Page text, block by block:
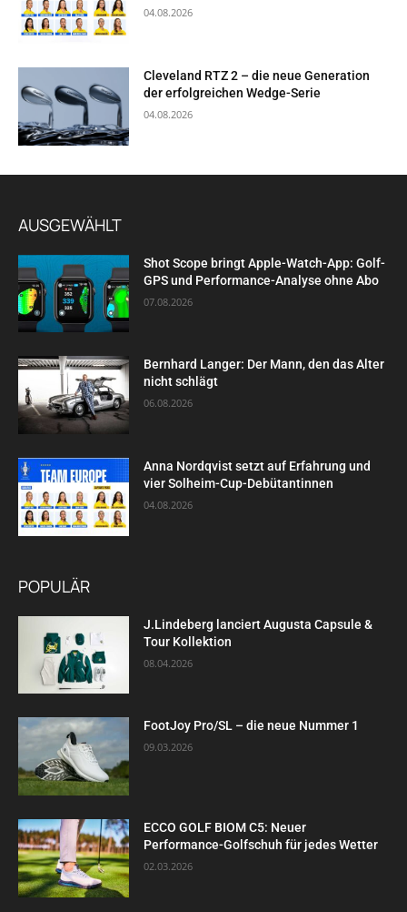
04.08.2026
Cleveland RTZ 2 – die neue Generation
der erfolgreichen Wedge-Serie
04.08.2026
AUSGEWÄHLT
Shot Scope bringt Apple-Watch-App: Golf-
GPS und Performance-Analyse ohne Abo
07.08.2026
Bernhard Langer: Der Mann, den das Alter
nicht schlägt
06.08.2026
Anna Nordqvist setzt auf Erfahrung und
vier Solheim-Cup-Debütantinnen
04.08.2026
POPULÄR
J.Lindeberg lanciert Augusta Capsule &
Tour Kollektion
08.04.2026
FootJoy Pro/SL – die neue Nummer 1
09.03.2026
ECCO GOLF BIOM C5: Neuer
Performance-Golfschuh für jedes Wetter
02.03.2026